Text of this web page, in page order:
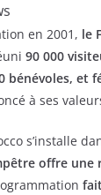
ta
g
er
en 2001, le
90 000
bénévoles, et
à ses
s’installe
offre